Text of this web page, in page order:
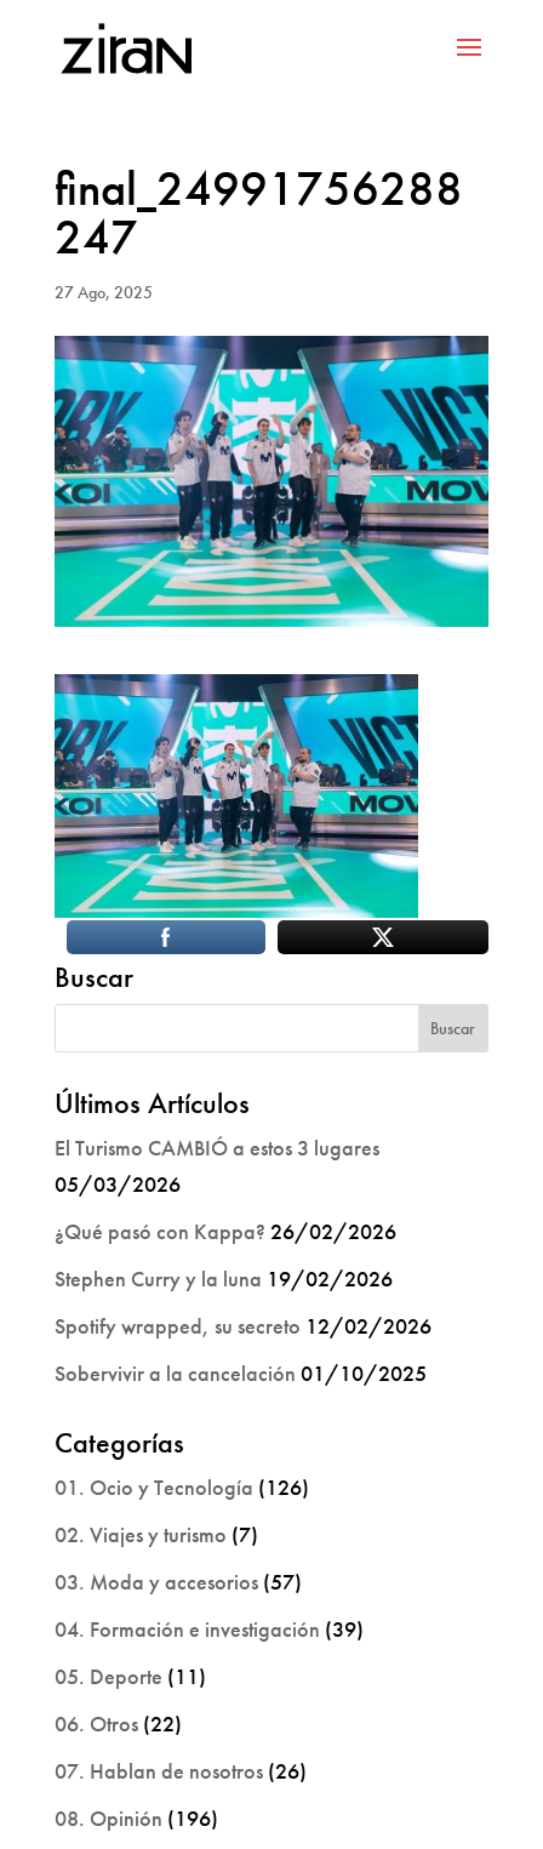
final_24991756288
247
27 Ago, 2025
Buscar
Últimos Artículos
El Turismo CAMBIÓ a estos 3 lugares
05/03/2026
¿Qué pasó con Kappa? 26/02/2026
Stephen Curry y la luna 19/02/2026
Spotify wrapped, su secreto 12/02/2026
Sobervivir a la cancelación 01/10/2025
Categorías
01. Ocio y Tecnología (126)
02. Viajes y turismo (7)
03. Moda y accesorios(57)
04. Formación e investigación (39)
05. Deporte (11)
06. Otros(22)
07. Hablan de nosotros(26)
08. Opinión (196)